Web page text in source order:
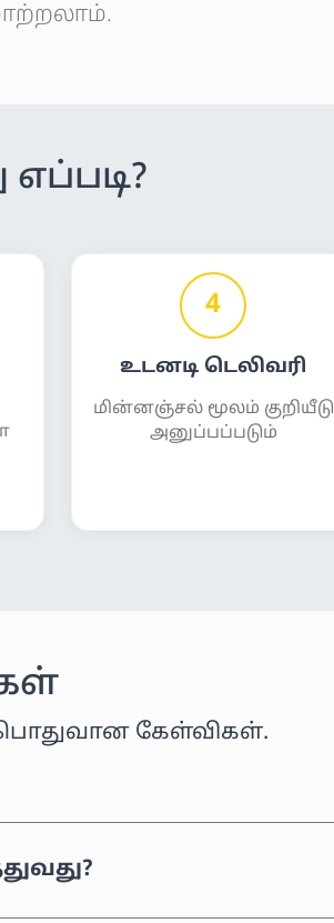
4
உடனடி டெலிவரி
மின்னஞ்சல் மூலம் குறியீடு
அனுப்பப்படும்
பொதுவான கேள்விகள்.